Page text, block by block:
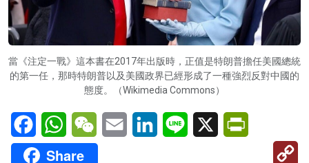
當《注定一戰》這本書在2017年出版時，正值是特朗普擔任美國總統
的第一任，那時特朗普以及美國政界已經形成了一種強烈反對中國的
態度。（Wikimedia Commons）
FacebookWhatsAppWeChatEmail LinkedInLine X
Share